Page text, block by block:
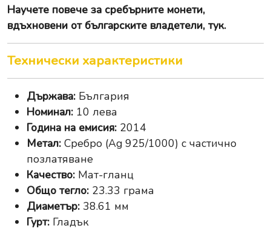
Научете повече за сребърните монети,
вдъхновени от българските владетели, тук.
Технически характеристики
Държава: България
Номинал: 10 лева
Година на емисия: 2014
Метал: Сребро (Ag 925/1000) с частично
позлатяване
Качество: Мат-гланц
Общо тегло: 23.33 грама
Диаметър: 38.61 мм
Гурт: Гладък